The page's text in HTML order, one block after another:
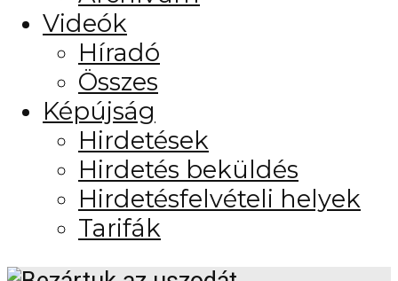
Videók
Híradó
Összes
Képújság
Hirdetések
Hirdetés beküldés
Hirdetésfelvételi helyek
Tarifák